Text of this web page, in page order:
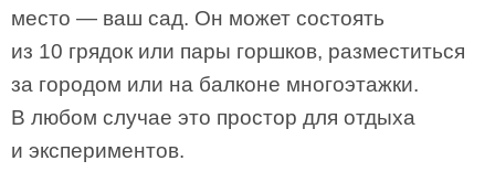
место — ваш сад. Он может состоять
из 10 грядок или пары горшков, разместиться
за городом или на балконе многоэтажки.
В любом случае это простор для отдыха
и экспериментов.